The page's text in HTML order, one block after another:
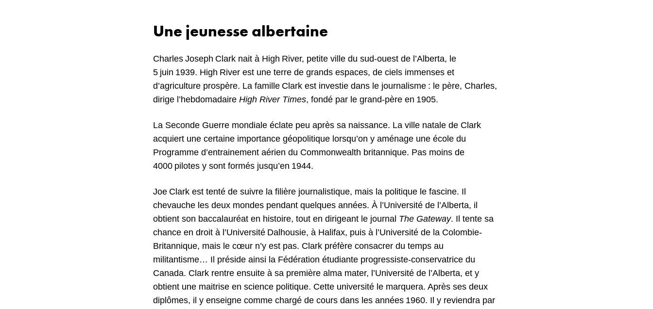
Une jeunesse albertaine
Charles Joseph Clark nait à High River, petite ville du sud-ouest de l’Alberta, le
5 juin 1939. High River est une terre de grands espaces, de ciels immenses et
d’agriculture prospère. La famille Clark est investie dans le journalisme : le père, Charles,
dirige l’hebdomadaire High River Times, fondé par le grand-père en 1905.
La Seconde Guerre mondiale éclate peu après sa naissance. La ville natale de Clark
acquiert une certaine importance géopolitique lorsqu’on y aménage une école du
Programme d’entrainement aérien du Commonwealth britannique. Pas moins de
4000 pilotes y sont formés jusqu’en 1944.
Joe Clark est tenté de suivre la filière journalistique, mais la politique le fascine. Il
chevauche les deux mondes pendant quelques années. À l’Université de l’Alberta, il
obtient son baccalauréat en histoire, tout en dirigeant le journal The Gateway. Il tente sa
chance en droit à l’Université Dalhousie, à Halifax, puis à l’Université de la Colombie-
Britannique, mais le cœur n’y est pas. Clark préfère consacrer du temps au
militantisme… Il préside ainsi la Fédération étudiante progressiste-conservatrice du
Canada. Clark rentre ensuite à sa première alma mater, l’Université de l’Alberta, et y
obtient une maitrise en science politique. Cette université le marquera. Après ses deux
diplômes, il y enseigne comme chargé de cours dans les années 1960. Il y reviendra par